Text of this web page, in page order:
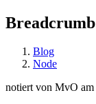
Breadcrumb
Blog
Node
notiert von MvO am